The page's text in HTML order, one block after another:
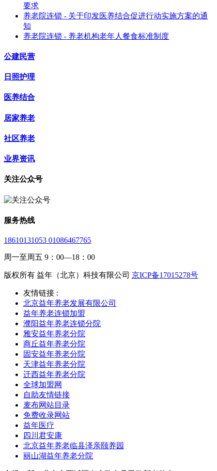
要求
养老院连锁 - 关于印发医养结合促进行动实施方案的通
知
养老院连锁 - 养老机构老年人餐食标准制度
公建民营
日照护理
医养结合
居家养老
社区养老
业界资讯
关注公众号
服务热线
18610131053 01086467765
周一至周五 9：00—18：00
版权所有 益年（北京）科技有限公司 京ICP备17015278号
友情链接 :
北京益年养老发展有限公司
益年养老连锁加盟
濮阳益年养老连锁分院
雅安益年养老分院
商丘益年养老分院
固安益年养老分院
天津益年养老分院
迁西益年养老分院
全球加盟网
自助友情链接
麦布网站目录
免费收录网站
益年医疗
四川君安康
北京益年养老临县泽亲颐养园
丽山湖益年养老分院